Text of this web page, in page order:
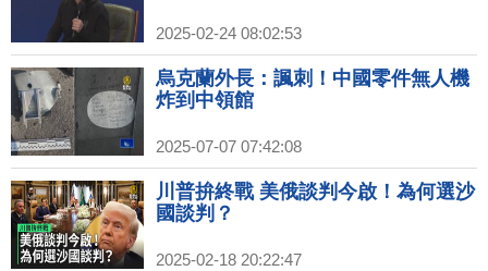
2025-02-24 08:02:53
烏克蘭外長：諷刺！中國零件無人機
炸到中領館
2025-07-07 07:42:08
川普拚終戰 美俄談判今啟！為何選沙
國談判？
2025-02-18 20:22:47